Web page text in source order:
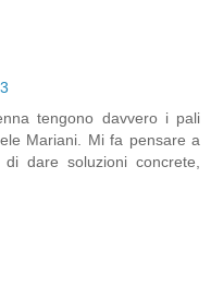
tengono davvero i pali
Mariani. Mi fa pensare a
dare soluzioni concrete,